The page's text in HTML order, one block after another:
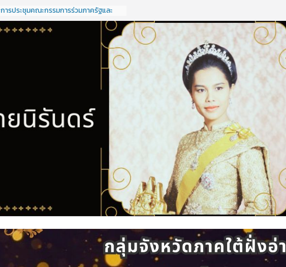
การประชุมคณะกรรมการร่วมภาครัฐและ
เอกชนเพื่อแก้ไขปัญหาทางเศรษฐกิจ
(กรอ.) กลุ่มจังหวัดภาคใต้ฝั่งอ่าวไทย ครั้งที่
การประชุมคณะกรรมการร่วมภาครัฐและ
(กรอ.) กลุ่มจังหวัดภาคใต้ฝั่งอ่าวไทย ครั้งที่
การประชุมคณะอนุกรรมการเพื่อจัดทำแผน
๒๕๒๕)และจัดทำแผนปฏิบัติราชการประจำ
ปีงบประมาณ พ.ศ. ๒๕๒๑ ของกลุ่มจังหวัด
ขอเชิญประชุมคณะกรรมการร่วมภาครัฐ
และเอกชนเพื่อแก้ไขปัญหาทางเศรษฐกิจ
(กรอ.) กลุ่มจังหวัดภาคใต้ฝั่งอ่าวไทย ครั้งที่
2/2569 ในวันที่ 20 มีนาคม 2569